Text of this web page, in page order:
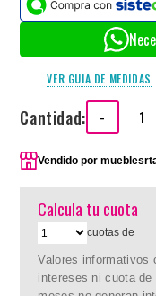
VER GUIA DE MEDIDAS
Cantidad: -
Vendido por
Calcula tu cuota
cuotas de
Valores informativos
intereses ni cuota